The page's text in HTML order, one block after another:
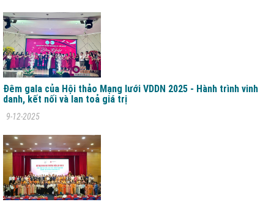
Đêm gala của Hội thảo Mạng lưới VDDN 2025 - Hành trình vinh
danh, kết nối và lan toả giá trị
9-12-2025